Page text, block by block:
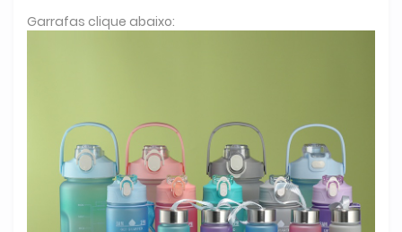
Garrafas clique abaixo: